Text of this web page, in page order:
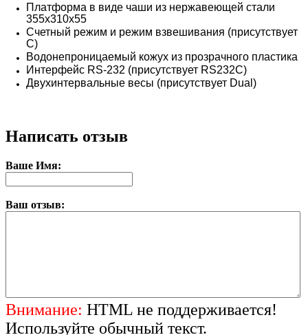
Платформа в виде чаши​ из нержавеющей стали
355х310х55
Счетный режим и режим взвешивания (присутствует
С)
Водонепроницаемый кожух из прозрачного пластика
Интерфейс RS-232 (присутствует RS232C)
Двухинтервальные весы (присутствует Dual)
Написать отзыв
Ваше Имя:
Ваш отзыв:
Внимание: HTML не поддерживается!
Используйте обычный текст.